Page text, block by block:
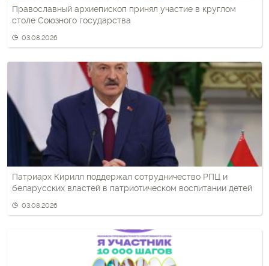
Православный архиепископ принял участие в круглом
столе Союзного государства
03.08.2026
Патриарх Кирилл поддержал сотрудничество РПЦ и
беларусских властей в патриотическом воспитании детей
03.08.2026